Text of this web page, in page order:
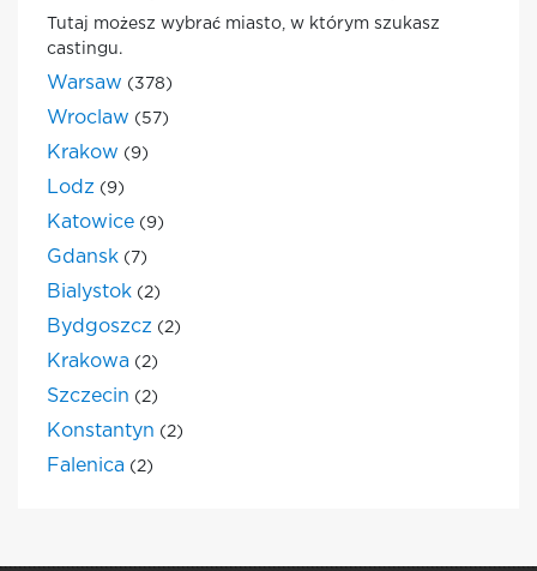
Tutaj możesz wybrać miasto, w którym szukasz
castingu.
Warsaw (378)
Wroclaw (57)
Krakow (9)
Lodz (9)
Katowice (9)
Gdansk (7)
Bialystok (2)
Bydgoszcz (2)
Krakowa (2)
Szczecin (2)
Konstantyn (2)
Falenica (2)